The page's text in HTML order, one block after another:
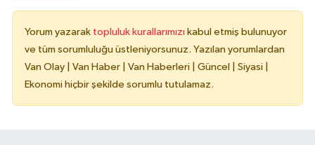
Yorum yazarak topluluk kurallarımızı kabul etmiş bulunuyor
ve tüm sorumluluğu üstleniyorsunuz. Yazılan yorumlardan
Van Olay | Van Haber | Van Haberleri | Güncel | Siyasi |
Ekonomi hiçbir şekilde sorumlu tutulamaz.